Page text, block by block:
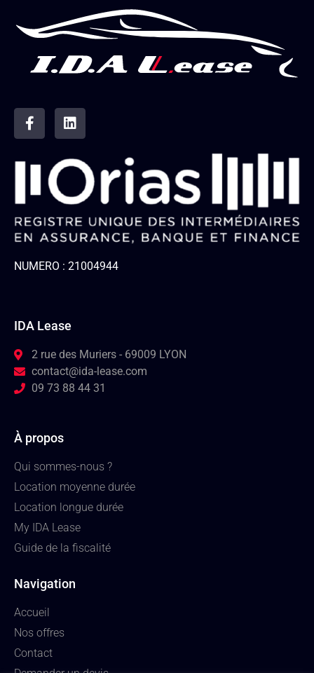
NUMERO : 21004944
IDA Lease
2 rue des Muriers - 69009 LYON
contact@ida-lease.com
09 73 88 44 31
À propos
Qui sommes-nous ?
Location moyenne durée
Location longue durée
My IDA Lease
Guide de la fiscalité
Navigation
Accueil
Nos offres
Contact